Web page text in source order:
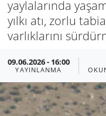
yaylalarında
yılkı atı, zorlu
varlıklarını
09.06.2026 - 16:00
YAYINLANMA
Izmir
Kütahya
Manisa
Muğla